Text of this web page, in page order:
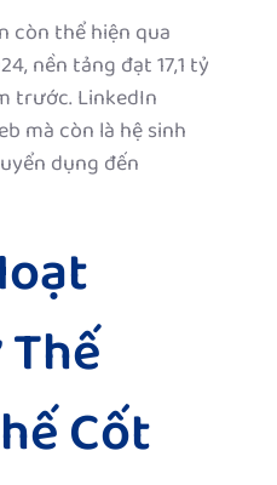
còn thể hiện qua
nền tảng đạt 17,1 tỷ
trước. LinkedIn
mà còn là hệ sinh
dụng đến
Cốt